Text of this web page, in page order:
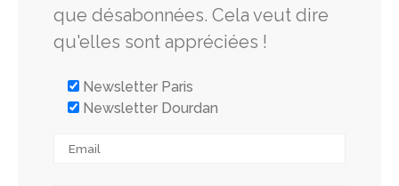
que désabonnées. Cela veut dire
qu'elles sont appréciées !
Newsletter Paris
Newsletter Dourdan